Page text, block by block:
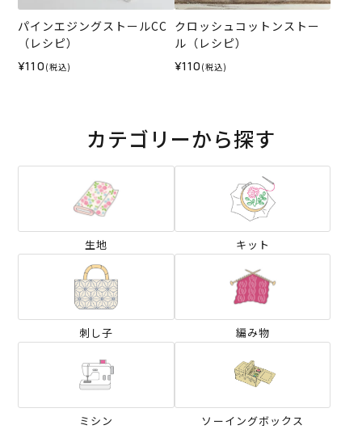
パインエジングストールCC
（レシピ）
¥110 (税込)
クロッシュコットンストー
ル（レシピ）
¥110 (税込)
カテゴリーから探す
生地 キット
刺し子 編み物
ミシン ソーイングボックス